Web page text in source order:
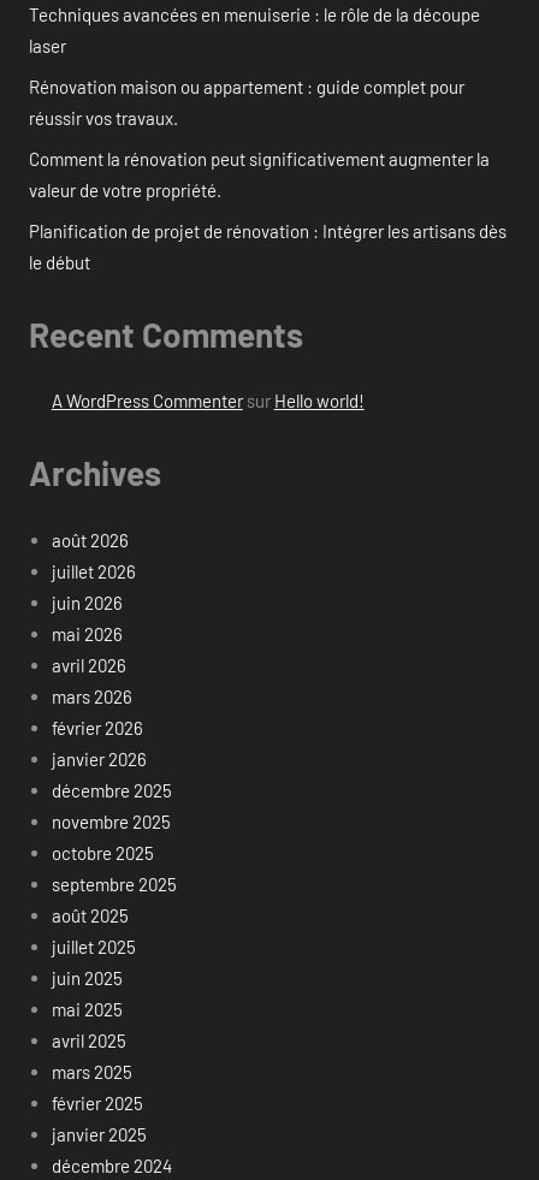
Techniques avancées en menuiserie : le rôle de la découpe
laser
Rénovation maison ou appartement : guide complet pour
réussir vos travaux.
Comment la rénovation peut significativement augmenter la
valeur de votre propriété.
Planification de projet de rénovation : Intégrer les artisans dès
le début
Recent Comments
A WordPress Commentersur Hello world!
Archives
août 2026
juillet 2026
juin 2026
mai 2026
avril 2026
mars 2026
février 2026
janvier 2026
décembre 2025
novembre 2025
octobre 2025
septembre 2025
août 2025
juillet 2025
juin 2025
mai 2025
avril 2025
mars 2025
février 2025
janvier 2025
décembre 2024